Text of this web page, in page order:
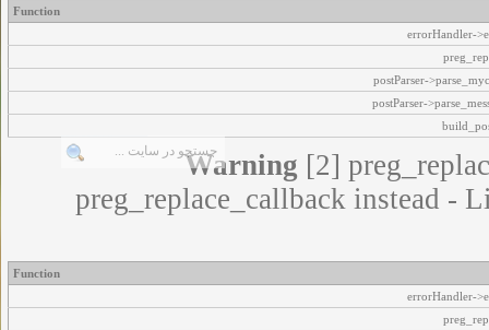
Function
errorHandler-
postParser-
postParser-
Warning [2]
preg_replace_callback instead -
Function
errorHandler-